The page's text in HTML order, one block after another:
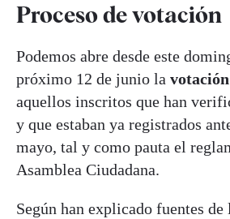
Proceso de votación
Podemos abre desde este
próximo 12 de junio la
aquellos inscritos que han
y que estaban ya registrados
mayo, tal y como pauta el
Asamblea Ciudadana.
Según han explicado fuentes